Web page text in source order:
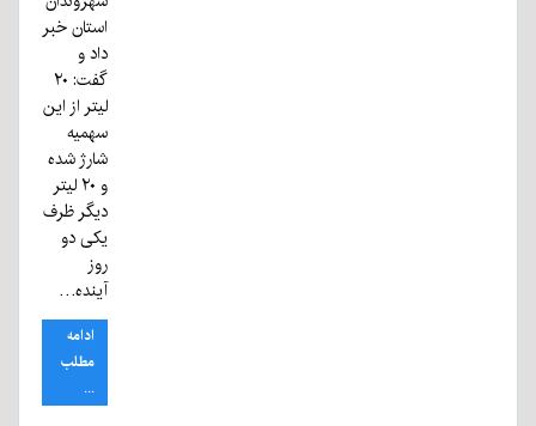
استان خبر
داد و
گفت: ۲۰
لیتر از این
سهمیه
شارژ شده
و ۲۰ لیتر
دیگر ظرف
یکی دو
روز
آینده…
ادامه
مطلب
...